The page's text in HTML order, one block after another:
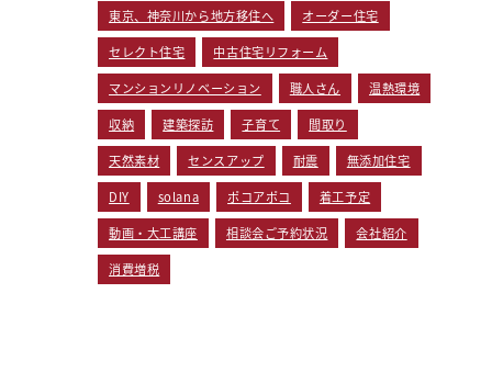
東京、神奈川から地方移住へ オーダー住宅
セレクト住宅 中古住宅リフォーム
マンションリノベーション 職人さん 温熱環境
収納 建築探訪 子育て 間取り
天然素材 センスアップ 耐震 無添加住宅
DIY solana ポコアポコ 着工予定
動画・大工講座 相談会ご予約状況 会社紹介
消費増税